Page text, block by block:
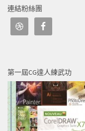
連結粉絲團
第一屆CG達人練武功